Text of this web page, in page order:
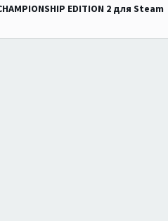
EDITION 2 для Steam